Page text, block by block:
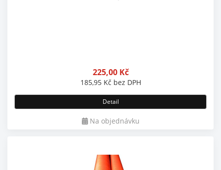
225,00 Kč
185,95 Kč bez DPH
Detail
Na objednávku